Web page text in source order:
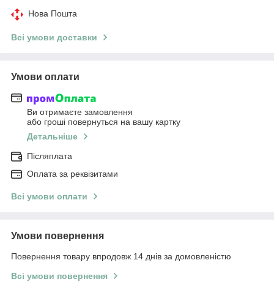
Нова Пошта
Всі умови доставки
Умови оплати
Ви отримаєте замовлення
або гроші повернуться на вашу картку
Детальніше
Післяплата
Оплата за реквізитами
Всі умови оплати
Умови повернення
Повернення товару впродовж 14 днів за домовленістю
Всі умови повернення